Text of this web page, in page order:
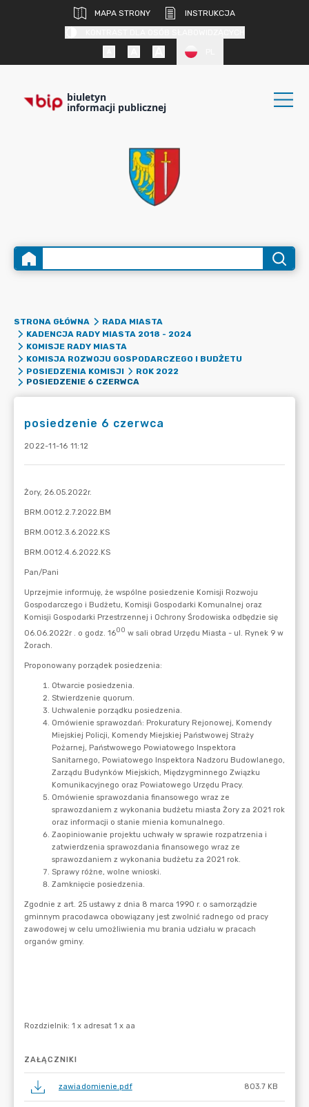
MAPA STRONY
INSTRUKCJA
biuletyn
informacji publicznej
STRONA GŁÓWNA
RADA MIASTA
KADENCJA RADY MIASTA 2018 - 2024
KOMISJE RADY MIASTA
KOMISJA ROZWOJU GOSPODARCZEGO I BUDŻETU
POSIEDZENIA KOMISJI
ROK 2022
POSIEDZENIE 6 CZERWCA
posiedzenie 6 czerwca
2022-11-16 11:12
ZAŁĄCZNIKI
zawiadomienie.pdf 803.7 KB